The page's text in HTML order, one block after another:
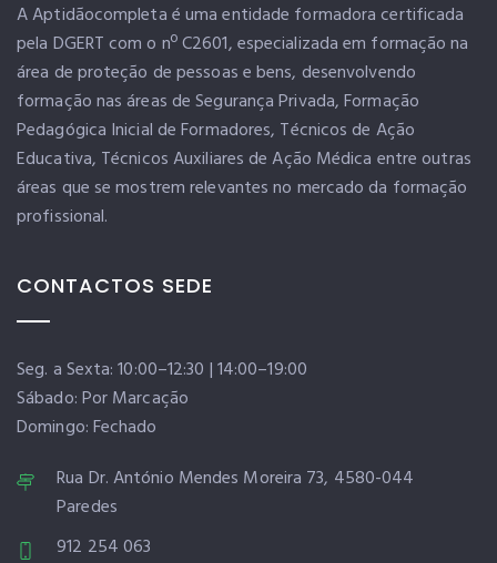
A Aptidãocompleta é uma entidade formadora certificada
pela DGERT com o nº C2601, especializada em formação na
área de proteção de pessoas e bens, desenvolvendo
formação nas áreas de Segurança Privada, Formação
Pedagógica Inicial de Formadores, Técnicos de Ação
Educativa, Técnicos Auxiliares de Ação Médica entre outras
áreas que se mostrem relevantes no mercado da formação
profissional.
CONTACTOS SEDE
Seg. a Sexta: 10:00–12:30 | 14:00–19:00
Sábado: Por Marcação
Domingo: Fechado
Rua Dr. António Mendes Moreira 73, 4580-044
Paredes
912 254 063